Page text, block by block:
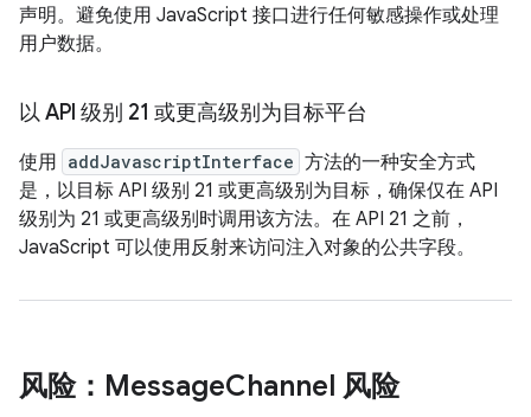
声明。避免使用 JavaScript 接口进行任何敏感操作或处理
用户数据。
以 API 级别 21 或更高级别为目标平台
使用 addJavascriptInterface 方法的一种安全方式
是，以目标 API 级别 21 或更高级别为目标，确保仅在 API
级别为 21 或更高级别时调用该方法。在 API 21 之前，
JavaScript 可以使用反射来访问注入对象的公共字段。
风险：MessageChannel 风险